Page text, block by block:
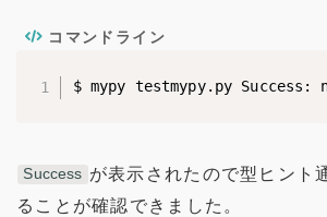
コマンドライン
$ mypy testmypy.py
Success が表示されたので型ヒント
ることが確認できました。